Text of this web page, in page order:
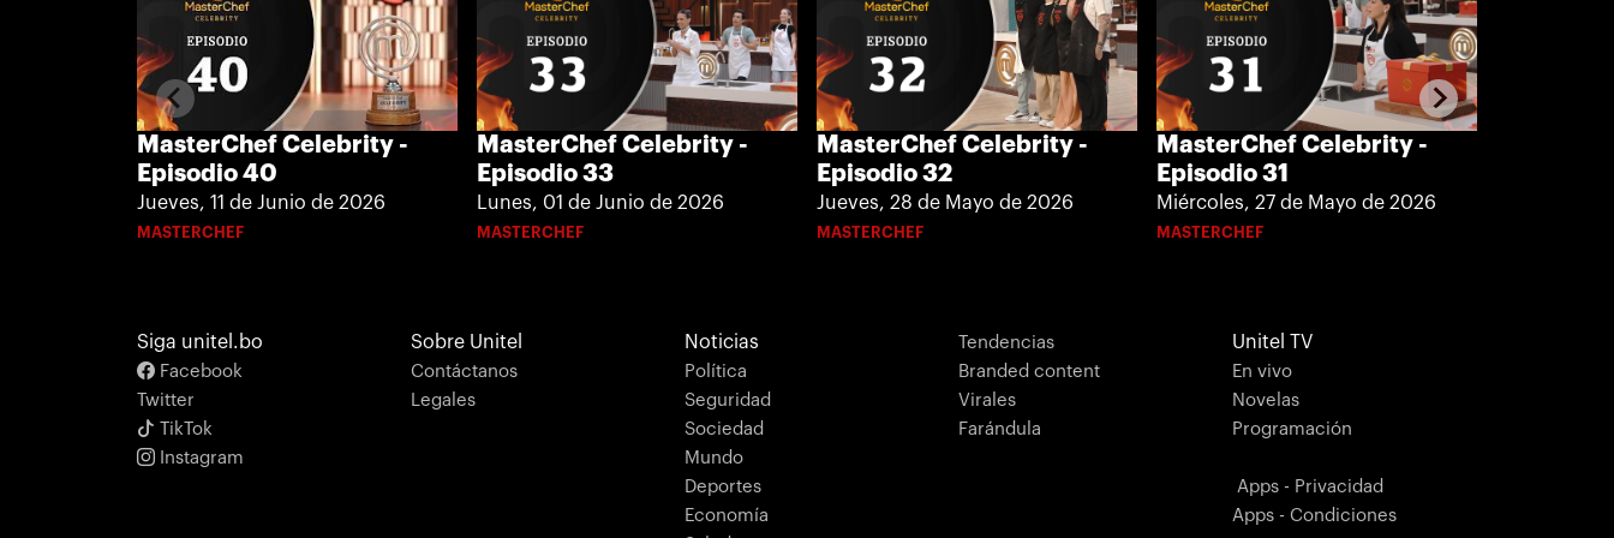
MasterChef Celebrity -
Episodio 40
Jueves, 11 de Junio de 2026
MASTERCHEF
MasterChef Celebrity -
Episodio 33
Lunes, 01 de Junio de 2026
MASTERCHEF
MasterChef Celebrity -
Episodio 32
Jueves, 28 de Mayo de 2026
MASTERCHEF
MasterChef Celebrity -
Episodio 31
Miércoles, 27 de Mayo de 2026
MASTERCHEF
Siga unitel.bo
Facebook
Twitter
TikTok
Instagram
Sobre Unitel
Contáctanos
Legales
Noticias
Política
Seguridad
Sociedad
Mundo
Deportes
Economía
Tendencias
Branded content
Virales
Farándula
Unitel TV
En vivo
Novelas
Programación
Apps - Privacidad
Apps - Condiciones